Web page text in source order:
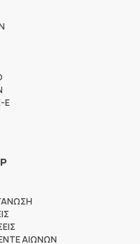
Ε
ΑΙΩΝΩΝ